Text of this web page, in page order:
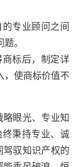
专业顾问之间
。
标后，制定详
，使商标价值不
眼光、专业知
终秉持专业、诚
驭知识产权的